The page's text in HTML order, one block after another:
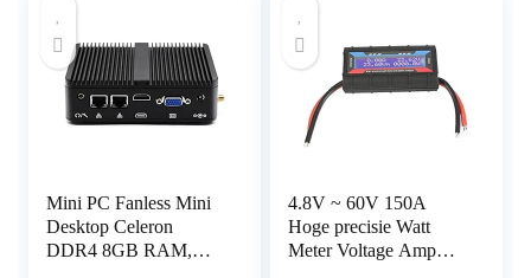
Mini PC Fanless Mini
Desktop Celeron
DDR4 8GB RAM,
4.8V ~ 60V 150A
Hoge precisie Watt
Meter Voltage Amp